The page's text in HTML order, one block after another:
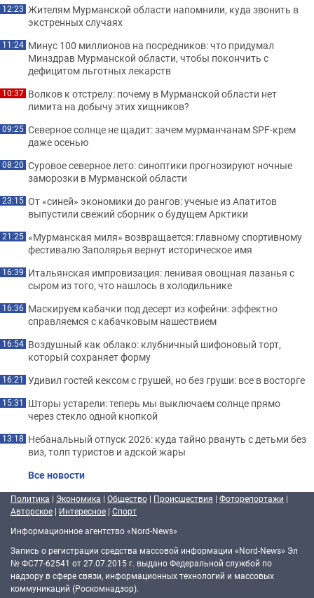
12:23 Жителям Мурманской области напомнили, куда звонить в
экстренных случаях
11:24 Минус 100 миллионов на посредников: что придумал
Минздрав Мурманской области, чтобы покончить с
дефицитом льготных лекарств
10:37 Волков к отстрелу: почему в Мурманской области нет
лимита на добычу этих хищников?
09:25 Северное солнце не щадит: зачем мурманчанам SPF-крем
даже осенью
08:20 Суровое северное лето: синоптики прогнозируют ночные
заморозки в Мурманской области
23:15 От «синей» экономики до рангов: ученые из Апатитов
выпустили свежий сборник о будущем Арктики
21:25 «Мурманская миля» возвращается: главному спортивному
фестивалю Заполярья вернут историческое имя
16:39 Итальянская импровизация: ленивая овощная лазанья с
сыром из того, что нашлось в холодильнике
16:36 Маскируем кабачки под десерт из кофейни: эффектно
справляемся с кабачковым нашествием
16:54 Воздушный как облако: клубничный шифоновый торт,
который сохраняет форму
16:21 Удивил гостей кексом с грушей, но без груши: все в восторге
15:31 Шторы устарели: теперь мы выключаем солнце прямо
через стекло одной кнопкой
13:18 Небанальный отпуск 2026: куда тайно рвануть с детьми без
виз, толп туристов и адской жары
Все новости
Политика | Экономика | Общество | Происшествия | Фоторепортажи |
Авторское | Интересное | Спорт
Информационное агентство «Nord-News»
Запись о регистрации средства массовой информации «Nord-News» Эл
№ ФС77-62541 от 27.07.2015 г. выдано Федеральной службой по
надзору в сфере связи, информационных технологий и массовых
коммуникаций (Роскомнадзор).